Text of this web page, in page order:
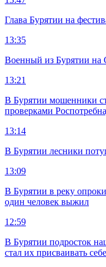
Глава Бурятии на
13:35
Военный из Бурятии на
13:21
В Бурятии мошенники
проверками
13:14
В Бурятии лесники
13:09
В Бурятии в реку
один человек выжил
12:59
В Бурятии подросток
стал их присваивать себе